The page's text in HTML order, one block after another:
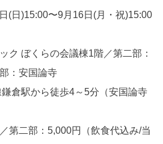
(日)15:00〜9月16日(月・祝)15:00
ぼくらの会議棟1階／第二部：
：安国論寺
倉駅から徒歩4～5分（安国論寺
第二部：5,000円（飲食代込み/当